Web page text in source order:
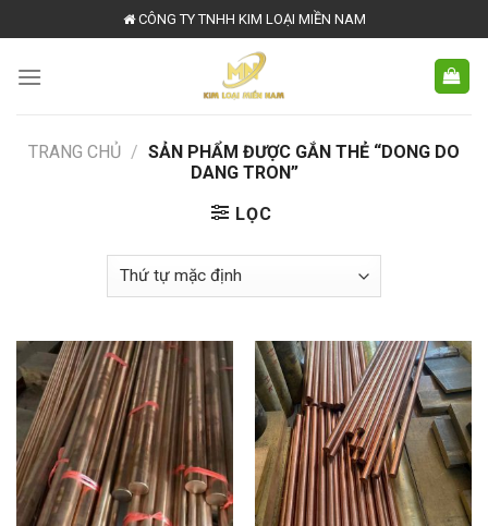
to
content
CÔNG TY TNHH KIM LOẠI MIỀN NAM
TRANG CHỦ / SẢN PHẨM ĐƯỢC GẮN THẺ “DONG DO
DANG TRON”
LỌC